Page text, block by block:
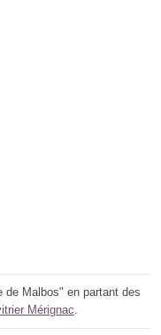
de Malbos" en partant des
Mérignac.